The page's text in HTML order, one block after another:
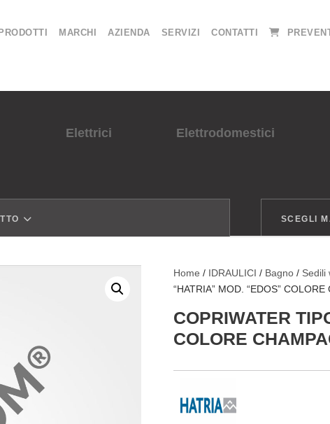
PRODOTTI MARCHI AZIENDA SERVIZI CONTATTI
Elettrici Elettrodomestici
SCEGLI
Home / IDRAULICI / Bagno / Sedili
“HATRIA” MOD. “EDOS” COLORE
COPRIWATER
COLORE